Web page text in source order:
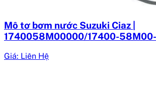
Mô tơ bơm nước Suzuki Ciaz |
1740058M00000/17400-
Giá: Liên Hệ